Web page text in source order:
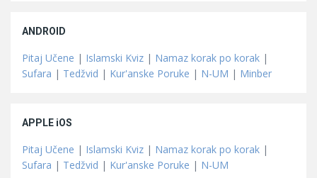
ANDROID
Pitaj Učene | Islamski Kviz | Namaz korak po korak |
Sufara | Tedžvid | Kur'anske Poruke | N-UM | Minber
APPLE iOS
Pitaj Učene | Islamski Kviz | Namaz korak po korak |
Sufara | Tedžvid | Kur'anske Poruke | N-UM